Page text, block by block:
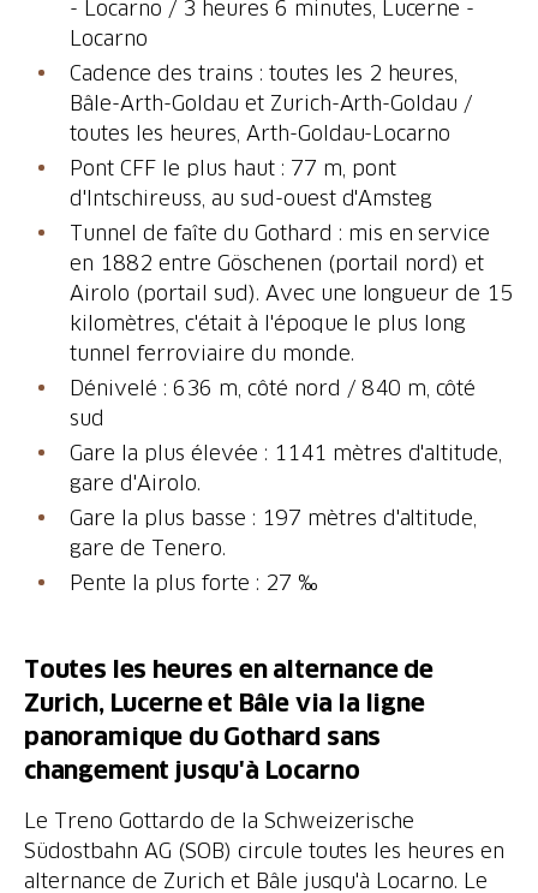
- Locarno / 3 heures 6 minutes, Lucerne -
Locarno
Cadence des trains : toutes les 2 heures,
Bâle-Arth-Goldau et Zurich-Arth-Goldau /
toutes les heures, Arth-Goldau-Locarno
Pont CFF le plus haut : 77 m, pont
d'Intschireuss, au sud-ouest d'Amsteg
Tunnel de faîte du Gothard : mis en service
en 1882 entre Göschenen (portail nord) et
Airolo (portail sud). Avec une longueur de 15
kilomètres, c'était à l'époque le plus long
tunnel ferroviaire du monde.
Dénivelé : 636 m, côté nord / 840 m, côté
sud
Gare la plus élevée : 1141 mètres d'altitude,
gare d'Airolo.
Gare la plus basse : 197 mètres d'altitude,
gare de Tenero.
Pente la plus forte : 27 ‰
Toutes les heures en alternance de
Zurich, Lucerne et Bâle via la ligne
panoramique du Gothard sans
changement jusqu'à Locarno
Le Treno Gottardo de la Schweizerische
Südostbahn AG (SOB) circule toutes les heures en
alternance de Zurich et Bâle jusqu'à Locarno. Le